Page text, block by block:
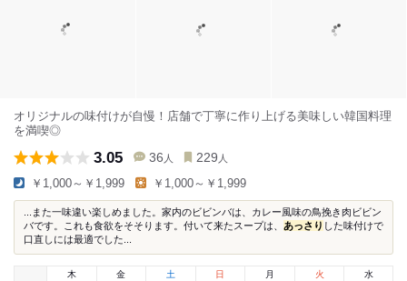
オリジナルの味付けが自慢！店舗で丁寧に作り上げる美味しい韓国料理
を満喫◎
3.05 36 人 229 人
￥1,000～￥1,999 ￥1,000～￥1,999
...また一味違い楽しめました。家内のビビンバは、カレー風味の鳥挽き肉ビビン
バです。これも食欲をそそります。付いて来たスープは、 あっさり した味付けで
口直しには最適でした...
木
金 土 日 月 火 水